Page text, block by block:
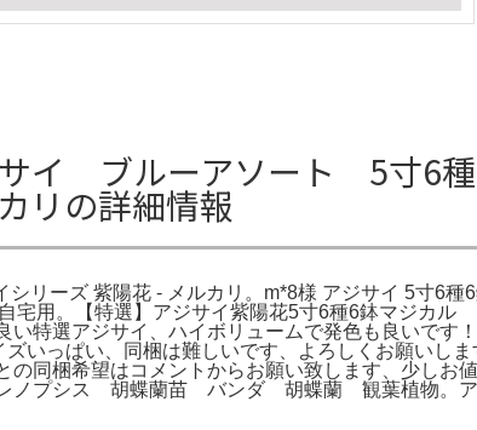
イ ブルーアソート 5寸6
リの詳細情報
シリーズ 紫陽花 - メルカリ。m*8様 アジサイ 5寸6
宅用。【特選】アジサイ紫陽花5寸6種6鉢マジ
特選アジサイ、ハイボリュームで発色も良いです
いっぱい、同梱は難しいです、よろしくお願いし
の同梱希望はコメントからお願い致します、少
プシス 胡蝶蘭苗 バンダ 胡蝶蘭 観葉植物。ア